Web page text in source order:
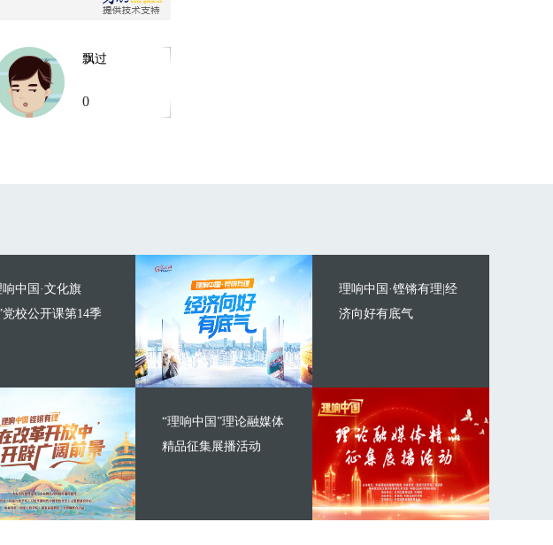
飘过
0
响中国·文化旗
党校公开课第14季
理响中国·铿锵有理|经
济向好有底气
“理响中国”理论融媒体
精品征集展播活动